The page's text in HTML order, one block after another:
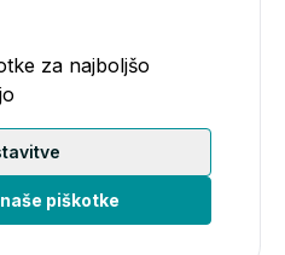
za najboljšo
piškotke